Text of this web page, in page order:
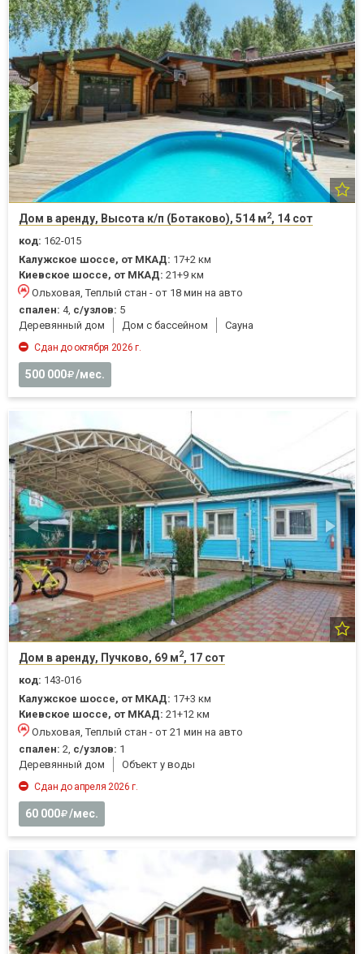
Дом в аренду, Высота к/п (Ботаково), 514 м2, 14 сот
код: 162-015
Калужское шоссе, от МКАД: 17+2 км
Киевское шоссе, от МКАД: 21+9 км
Ольховая, Теплый стан - от 18 мин на авто
спален: 4, с/узлов: 5
Деревянный дом
Дом с бассейном Cауна
Сдан до октября 2026 г.
500 000 /мес.
Дом в аренду, Пучково, 69 м2, 17 сот
код: 143-016
Калужское шоссе, от МКАД: 17+3 км
Киевское шоссе, от МКАД: 21+12 км
Ольховая, Теплый стан - от 21 мин на авто
спален: 2, с/узлов: 1
Деревянный дом
Объект у воды
Сдан до апреля 2026 г.
60 000 /мес.